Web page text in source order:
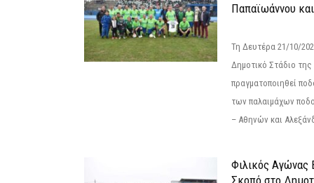
Παπαϊωάννου
Τη Δευτέρα 21/10/
Δημοτικό Στάδιο
πραγματοποιηθεί
των παλαιμάχων
– Αθηνών και
Φιλικός Αγώνας
Σκοπό στο